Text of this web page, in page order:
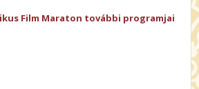
Film Maraton további programjai